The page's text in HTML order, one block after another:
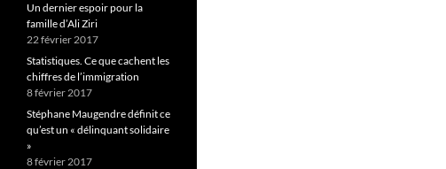
Un dernier espoir pour la
famille d’Ali Ziri
22 février 2017
Statistiques. Ce que cachent les
chiffres de l’immigration
8 février 2017
Stéphane Maugendre définit ce
qu’est un « délinquant solidaire
»
8 février 2017